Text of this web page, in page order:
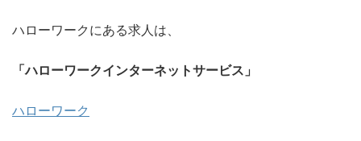
ハローワークにある求人は、
「ハローワークインターネットサービス」
ハローワーク